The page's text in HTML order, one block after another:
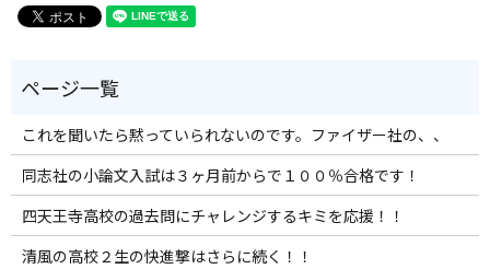
これを聞いたら黙っていられないのです。ファイザー社の、、
同志社の小論文入試は３ヶ月前からで１００％合格です！
四天王寺高校の過去問にチャレンジするキミを応援！！
清風の高校２生の快進撃はさらに続く！！